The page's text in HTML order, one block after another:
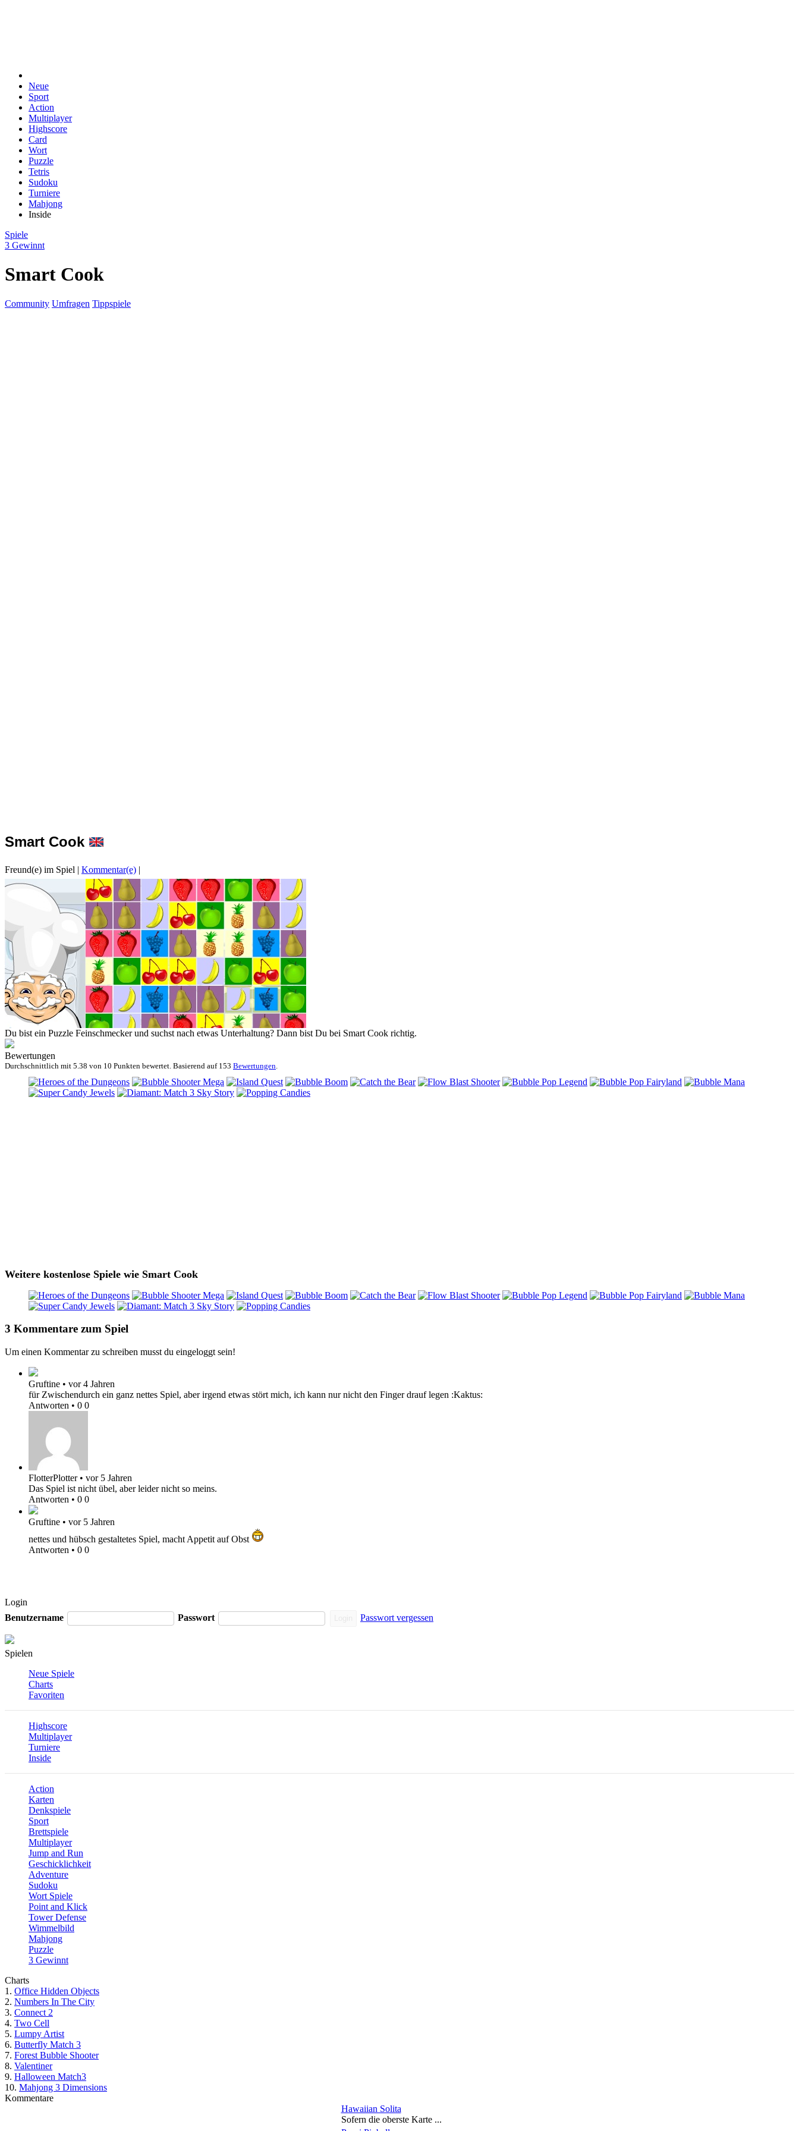
Neue
Sport
Action
Multiplayer
Highscore
Card
Wort
Puzzle
Tetris
Sudoku
Turniere
Mahjong
Inside
Spiele
3 Gewinnt
Smart Cook
Community Umfragen Tippspiele
Smart Cook
Freund(e) im Spiel | Kommentar(e) |
Du bist ein Puzzle Feinschmecker und suchst nach etwas Unterhaltung? Dann bist Du bei Smart Cook richtig.
Bewertungen
Durchschnittlich mit 5.38 von 10 Punkten bewertet. Basierend auf 153 Bewertungen
Weitere kostenlose Spiele wie Smart Cook
3 Kommentare zum Spiel
Um einen Kommentar zu schreiben musst du eingeloggt sein!
Gruftine • vor 4 Jahren
für Zwischendurch ein ganz nettes Spiel, aber irgend etwas stört mich, ich kann nur nicht den Finger drauf legen :Kaktus:
Antworten • 0 0
FlotterPlotter • vor 5 Jahren
Das Spiel ist nicht übel, aber leider nicht so meins.
Antworten • 0 0
Gruftine • vor 5 Jahren
nettes und hübsch gestaltetes Spiel, macht Appetit auf Obst
Antworten • 0 0
Login
Benutzername
Passwort Passwort vergessen
Spielen
Neue Spiele
Charts
Favoriten
Highscore
Multiplayer
Turniere
Inside
Action
Karten
Denkspiele
Sport
Brettspiele
Multiplayer
Jump and Run
Geschicklichkeit
Adventure
Sudoku
Wort Spiele
Point and Klick
Tower Defense
Wimmelbild
Mahjong
Puzzle
3 Gewinnt
Charts
1. Office Hidden Objects
2. Numbers In The City
3. Connect 2
4. Two Cell
5. Lumpy Artist
6. Butterfly Match 3
7. Forest Bubble Shooter
8. Valentiner
9. Halloween Match3
10. Mahjong 3 Dimensions
Kommentare
Hawaiian Solita
Sofern die oberste Karte ...